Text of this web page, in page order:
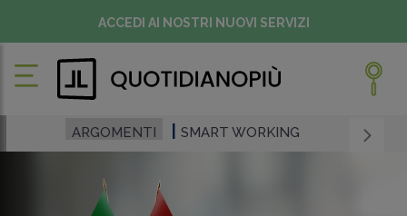
ACCEDI AI NOSTRI NUOVI SERVIZI
ARGOMENTI SMART WORKING